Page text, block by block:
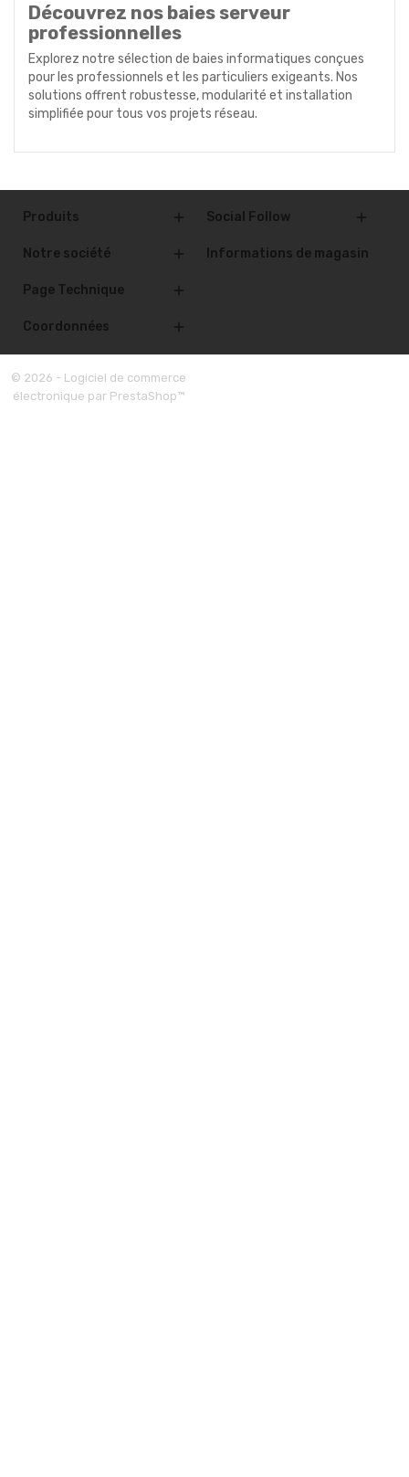
Découvrez nos baies serveur
professionnelles
Explorez notre sélection de baies informatiques conçues
pour les professionnels et les particuliers exigeants. Nos
solutions offrent robustesse, modularité et installation
simplifiée pour tous vos projets réseau.
Produits 
Notre société 
Page Technique 
Coordonnées 
Social Follow 
Informations de magasin
© 2026 - Logiciel de commerce
électronique par PrestaShop™